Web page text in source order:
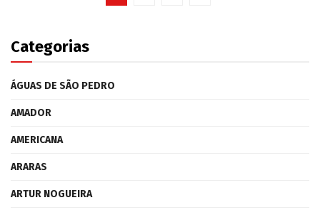
Categorias
ÁGUAS DE SÃO PEDRO
AMADOR
AMERICANA
ARARAS
ARTUR NOGUEIRA